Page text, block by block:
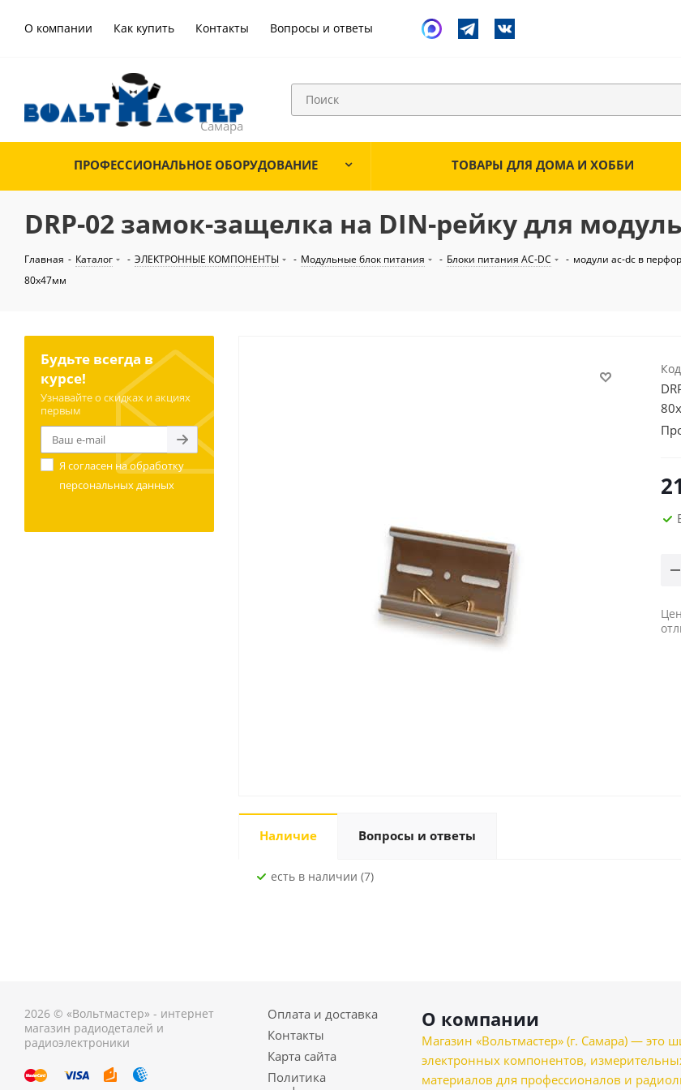
О компании Как купить Контакты Вопросы и ответы
ПРОФЕССИОНАЛЬНОЕ ОБОРУДОВАНИЕ ТОВАРЫ ДЛЯ ДОМА И ХОББИ
DRP-02 замок-защелка на DIN-рейку для
Главная - Каталог - ЭЛЕКТРОННЫЕ КОМПОНЕНТЫ - Модульные блок питания - Блоки питания AC-DC - модули ac-dc в
80х47мм
Наличие Вопросы и ответы
Есть в наличии (7)
Будьте всегда в
курсе!
Узнавайте о скидках и акциях
первым
Я согласен наобработку
персональных данных
2026 © «Вольтмастер» - интернет
магазин радиодеталей и
радиоэлектроники
Оплата и доставка
Контакты
Карта сайта
Политика
О компании
Магазин «Вольтмастер» (г. Самара) — это
электронных компонентов,
материалов для профессионалов и